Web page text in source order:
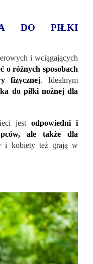
DO PIŁKI
i wciągających
o różnych sposobach
fizycznej. Idealnym
do piłki nożnej dla
jest odpowiedni i
ale także dla
i kobiety też grają w